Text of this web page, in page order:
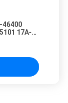
46400
17A-
WYWORY